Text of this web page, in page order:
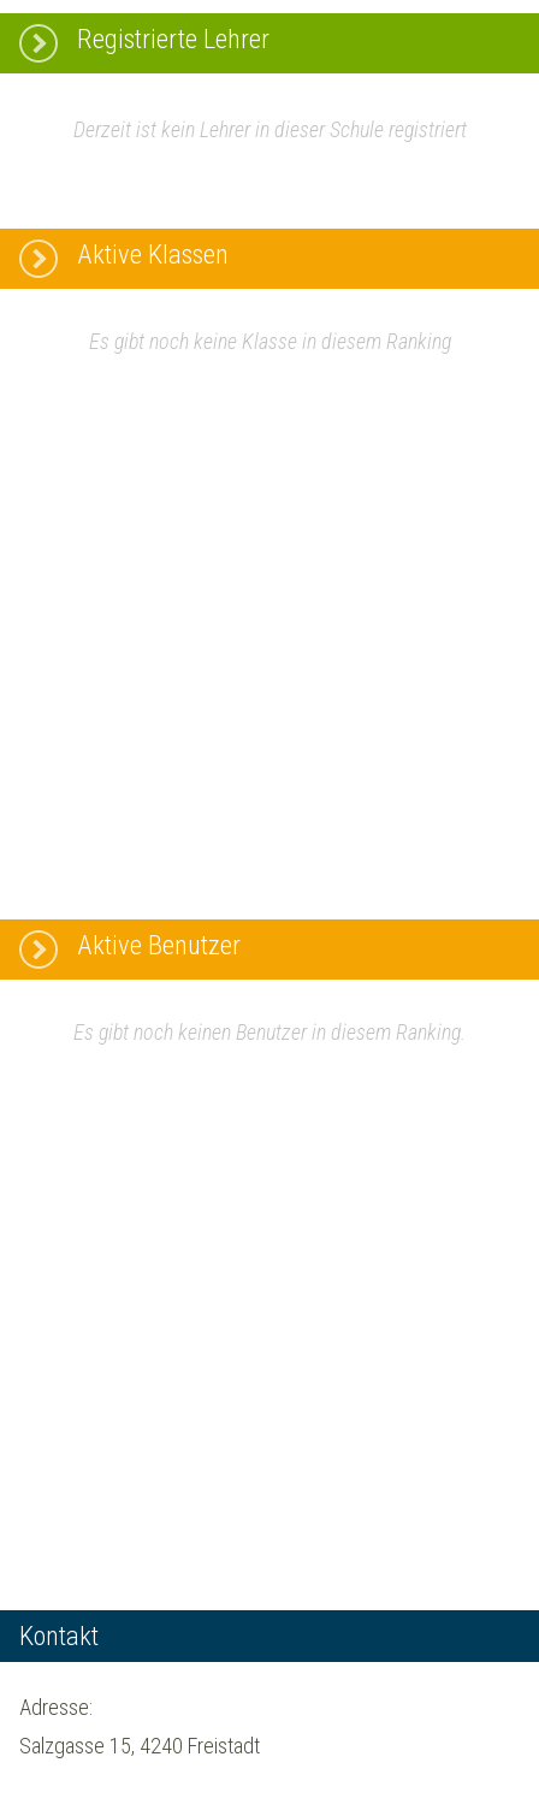
Registrierte Lehrer
Derzeit ist kein Lehrer in dieser Schule registriert
Aktive Klassen
Es gibt noch keine Klasse in diesem Ranking
Aktive Benutzer
Es gibt noch keinen Benutzer in diesem Ranking.
Kontakt
Adresse:
Salzgasse 15, 4240 Freistadt